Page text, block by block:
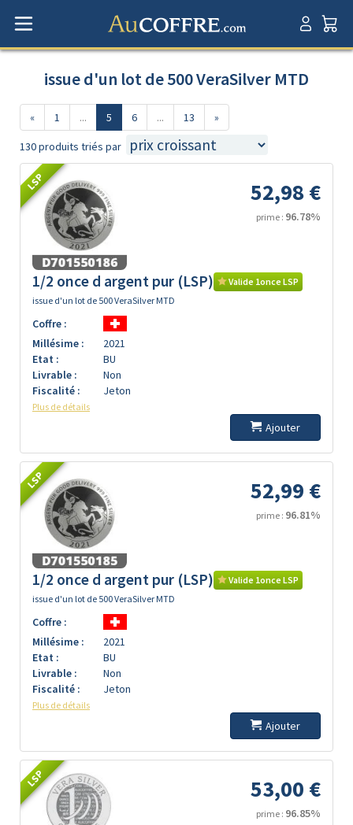
issue d'un lot de 500 VeraSilver MTD
« 1 ... 5 6 ... 13 »
130 produits triés par
LSP 52,98 €
prime : 96.78%
1/2 once d argent pur (LSP)
Valide 1once LSP
issue d'un lot de 500 VeraSilver MTD
Coffre :
Millésime :
2021
Etat :
BU
Livrable :
Non
Fiscalité :
Jeton
Plus de détails
Ajouter
LSP 52,99 €
prime : 96.81%
1/2 once d argent pur (LSP)
Valide 1once LSP
issue d'un lot de 500 VeraSilver MTD
Coffre :
Millésime :
2021
Etat :
BU
Livrable :
Non
Fiscalité :
Jeton
Plus de détails
Ajouter
LSP 53,00 €
prime : 96.85%